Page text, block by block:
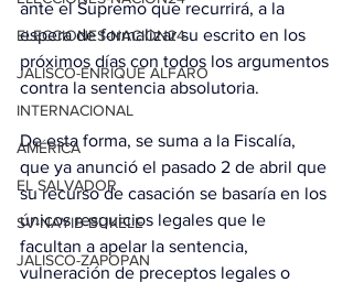
ELECCIONES-NACION24
JALISCO-ENRIQUE ALFARO
INTERNACIONAL
AMÉRICA
EL SALVADOR
SV-NAYIB BUKELE
JALISCO-ZAPOPAN
ante el Supremo que recurrirá, a la
espera de formalizar su escrito en los
próximos días con todos los argumentos
contra la sentencia absolutoria.
De esta forma, se suma a la Fiscalía,
que ya anunció el pasado 2 de abril que
su recurso de casación se basaría en los
únicos resquicios legales que le
facultan a apelar la sentencia,
vulneración de preceptos legales o